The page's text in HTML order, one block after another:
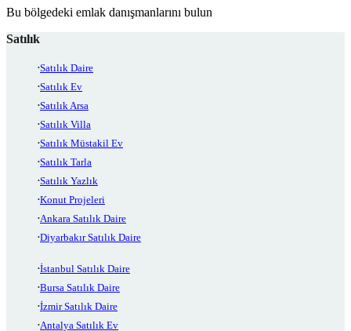
Bu bölgedeki emlak danışmanlarını bulun
Satılık
Satılık Daire
Satılık Ev
Satılık Arsa
Satılık Villa
Satılık Müstakil Ev
Satılık Tarla
Satılık Yazlık
Konut Projeleri
Ankara Satılık Daire
Diyarbakır Satılık Daire
İstanbul Satılık Daire
Bursa Satılık Daire
İzmir Satılık Daire
Antalya Satılık Ev